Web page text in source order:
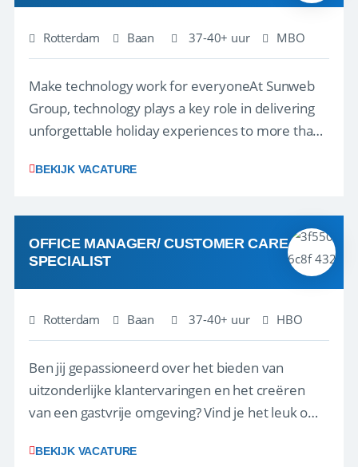
Rotterdam Baan 37-40+ uur MBO
Make technology work for everyoneAt Sunweb
Group, technology plays a key role in delivering
unforgettable holiday experiences to more than
scenes, our colleagues rely on secure, reliable,
work.As an IT Servicedesk Engineer, ...
BEKIJK VACATURE
OFFICE MANAGER/ CUSTOMER CARE
SPECIALIST
Rotterdam Baan 37-40+ uur HBO
Ben jij gepassioneerd over het bieden van
uitzonderlijke klantervaringen en het creëren
van een gastvrije omgeving? Vind je het leuk om
ondersteuning? Op ons Sunweb Group-kantoor in
BEKIJK VACATURE